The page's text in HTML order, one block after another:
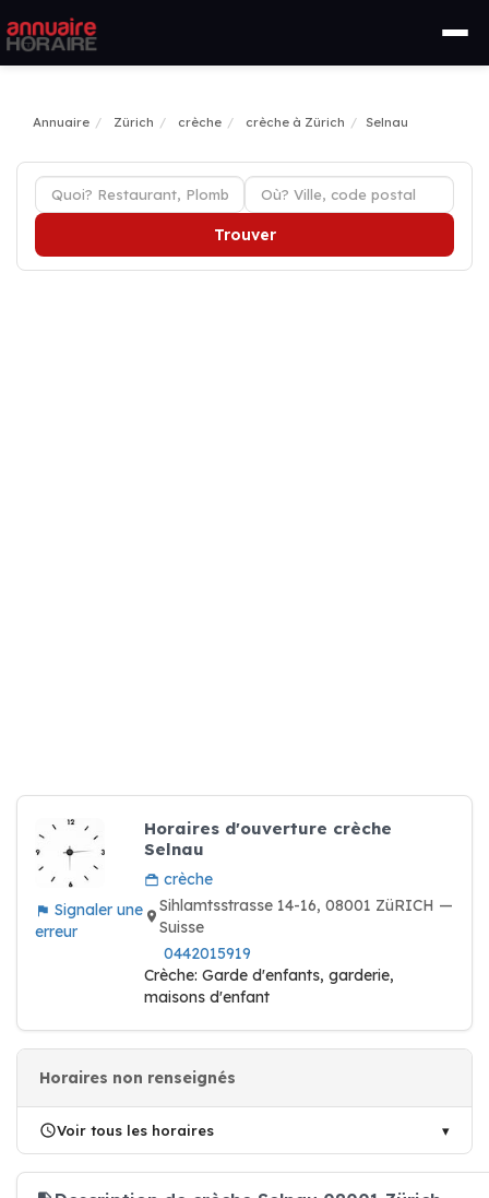
Annuaire Zürich crèche crèche à Zürich Selnau
Trouver
Signaler une
erreur
Horaires d'ouverture crèche
Selnau
crèche
Sihlamtsstrasse 14-16, 08001 ZüRICH —
Suisse
0442015919
Crèche: Garde d'enfants, garderie,
maisons d'enfant
Horaires non renseignés
Voir tous les horaires